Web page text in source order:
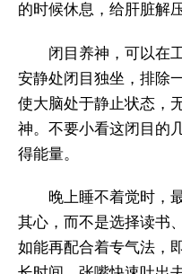
的时候休息，给肝脏解
闭目养神，可以在
安静处闭目独坐，排除
使大脑处于静止状态，
神。不要小看这闭目的
得能量。
晚上睡不着觉时，
其心，而不是选择读书
如能再配合着专气法，